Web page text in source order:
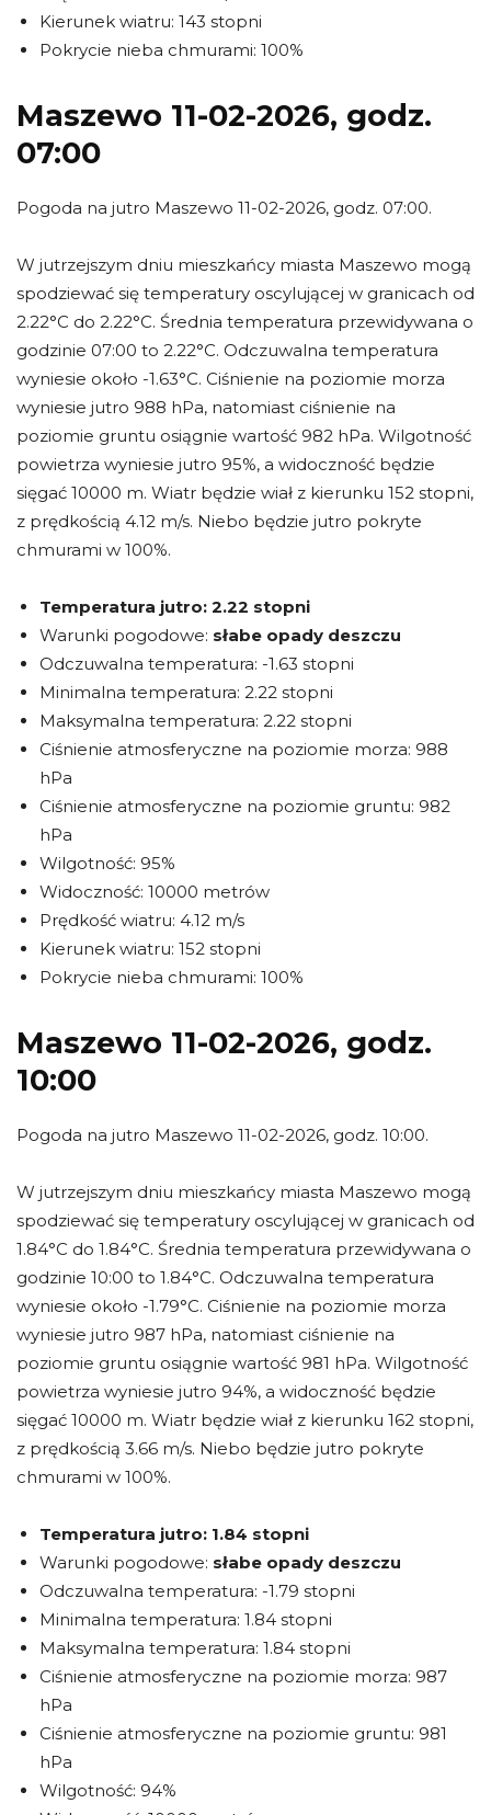
Kierunek wiatru: 143 stopni
Pokrycie nieba chmurami: 100%
Maszewo 11-02-2026, godz.
07:00
Pogoda na jutro Maszewo 11-02-2026, godz. 07:00.
W jutrzejszym dniu mieszkańcy miasta Maszewo mogą
spodziewać się temperatury oscylującej w granicach od
2.22°C do 2.22°C. Średnia temperatura przewidywana o
godzinie 07:00 to 2.22°C. Odczuwalna temperatura
wyniesie około -1.63°C. Ciśnienie na poziomie morza
wyniesie jutro 988 hPa, natomiast ciśnienie na
poziomie gruntu osiągnie wartość 982 hPa. Wilgotność
powietrza wyniesie jutro 95%, a widoczność będzie
sięgać 10000 m. Wiatr będzie wiał z kierunku 152 stopni,
z prędkością 4.12 m/s. Niebo będzie jutro pokryte
chmurami w 100%.
Temperatura jutro: 2.22 stopni
Warunki pogodowe: słabe opady deszczu
Odczuwalna temperatura: -1.63 stopni
Minimalna temperatura: 2.22 stopni
Maksymalna temperatura: 2.22 stopni
Ciśnienie atmosferyczne na poziomie morza: 988
hPa
Ciśnienie atmosferyczne na poziomie gruntu: 982
hPa
Wilgotność: 95%
Widoczność: 10000 metrów
Prędkość wiatru: 4.12 m/s
Kierunek wiatru: 152 stopni
Pokrycie nieba chmurami: 100%
Maszewo 11-02-2026, godz.
10:00
Pogoda na jutro Maszewo 11-02-2026, godz. 10:00.
W jutrzejszym dniu mieszkańcy miasta Maszewo mogą
spodziewać się temperatury oscylującej w granicach od
1.84°C do 1.84°C. Średnia temperatura przewidywana o
godzinie 10:00 to 1.84°C. Odczuwalna temperatura
wyniesie około -1.79°C. Ciśnienie na poziomie morza
wyniesie jutro 987 hPa, natomiast ciśnienie na
poziomie gruntu osiągnie wartość 981 hPa. Wilgotność
powietrza wyniesie jutro 94%, a widoczność będzie
sięgać 10000 m. Wiatr będzie wiał z kierunku 162 stopni,
z prędkością 3.66 m/s. Niebo będzie jutro pokryte
chmurami w 100%.
Temperatura jutro: 1.84 stopni
Warunki pogodowe: słabe opady deszczu
Odczuwalna temperatura: -1.79 stopni
Minimalna temperatura: 1.84 stopni
Maksymalna temperatura: 1.84 stopni
Ciśnienie atmosferyczne na poziomie morza: 987
hPa
Ciśnienie atmosferyczne na poziomie gruntu: 981
hPa
Wilgotność: 94%